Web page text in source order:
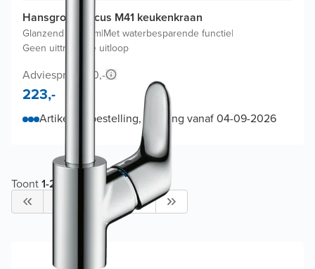
Hansgrohe Focus M41 keukenkraan
Glanzend Chroom|Met waterbesparende functie|
Geen uittrekbare uitloop
Adviesprijs 290,-
223,-
Artikel op bestelling, levering vanaf 04-09-2026
Toont1-24
38
2